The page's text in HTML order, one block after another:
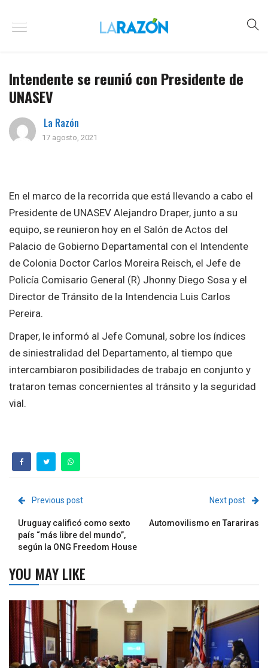
Intendente se reunió con Presidente de
UNASEV
La Razón
17 agosto, 2021
En el marco de la recorrida que está llevando a cabo el
Presidente de UNASEV Alejandro Draper, junto a su
equipo, se reunieron hoy en el Salón de Actos del
Palacio de Gobierno Departamental con el Intendente
de Colonia Doctor Carlos Moreira Reisch, el Jefe de
Policía Comisario General (R) Jhonny Diego Sosa y el
Director de Tránsito de la Intendencia Luis Carlos
Pereira.
Draper, le informó al Jefe Comunal, sobre los índices
de siniestralidad del Departamento, al tiempo que
intercambiaron posibilidades de trabajo en conjunto y
trataron temas concernientes al tránsito y la seguridad
vial.
Previous post
Uruguay calificó como sexto
país “más libre del mundo”,
según la ONG Freedom House
Next post
Automovilismo en Tarariras
YOU MAY LIKE